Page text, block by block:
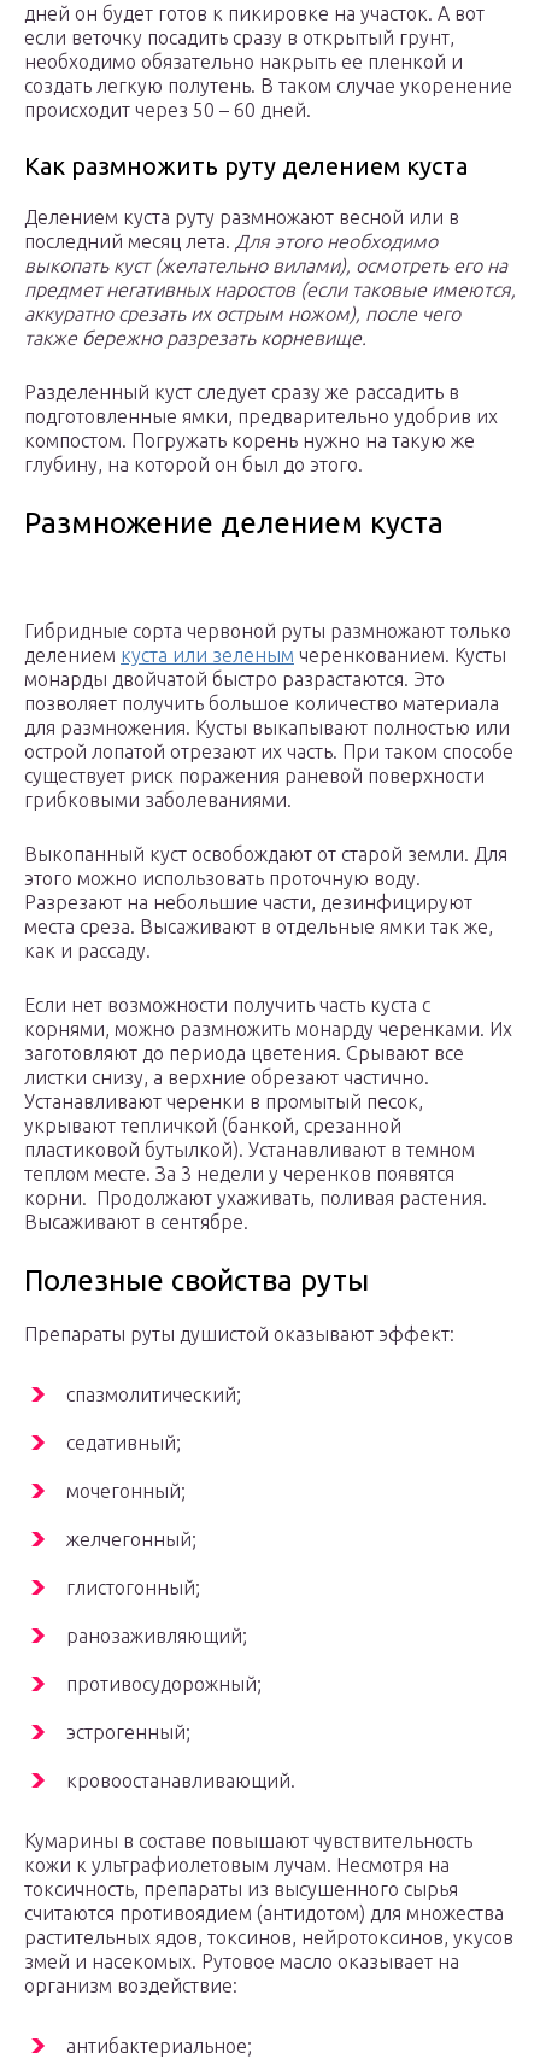
дней он будет готов к пикировке на участок. А вот
если веточку посадить сразу в открытый грунт,
необходимо обязательно накрыть ее пленкой и
создать легкую полутень. В таком случае укоренение
происходит через 50 – 60 дней.
Как размножить руту делением куста
Делением куста руту размножают весной или в
последний месяц лета. Для этого необходимо
выкопать куст (желательно вилами), осмотреть его на
предмет негативных наростов (если таковые имеются,
аккуратно срезать их острым ножом), после чего
также бережно разрезать корневище.
Разделенный куст следует сразу же рассадить в
подготовленные ямки, предварительно удобрив их
компостом. Погружать корень нужно на такую же
глубину, на которой он был до этого.
Размножение делением куста
Гибридные сорта червоной руты размножают только
делением куста или зеленым черенкованием. Кусты
монарды двойчатой быстро разрастаются. Это
позволяет получить большое количество материала
для размножения. Кусты выкапывают полностью или
острой лопатой отрезают их часть. При таком способе
существует риск поражения раневой поверхности
грибковыми заболеваниями.
Выкопанный куст освобождают от старой земли. Для
этого можно использовать проточную воду.
Разрезают на небольшие части, дезинфицируют
места среза. Высаживают в отдельные ямки так же,
как и рассаду.
Если нет возможности получить часть куста с
корнями, можно размножить монарду черенками. Их
заготовляют до периода цветения. Срывают все
листки снизу, а верхние обрезают частично.
Устанавливают черенки в промытый песок,
укрывают тепличкой (банкой, срезанной
пластиковой бутылкой). Устанавливают в темном
теплом месте. За 3 недели у черенков появятся
корни. Продолжают ухаживать, поливая растения.
Высаживают в сентябре.
Полезные свойства руты
Препараты руты душистой оказывают эффект:
спазмолитический;
седативный;
мочегонный;
желчегонный;
глистогонный;
ранозаживляющий;
противосудорожный;
эстрогенный;
кровоостанавливающий.
Кумарины в составе повышают чувствительность
кожи к ультрафиолетовым лучам. Несмотря на
токсичность, препараты из высушенного сырья
считаются противоядием (антидотом) для множества
растительных ядов, токсинов, нейротоксинов, укусов
змей и насекомых. Рутовое масло оказывает на
организм воздействие:
антибактериальное;